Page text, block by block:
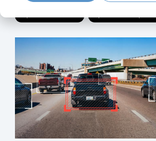
Expérience chauffeur Optimisation et